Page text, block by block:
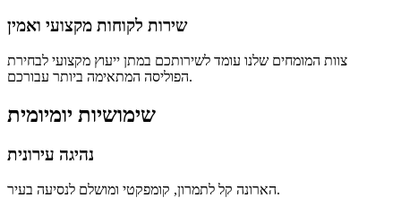
שירות לקוחות מקצועי ואמין
צוות המומחים שלנו עומד לשירותכם במתן ייעוץ מקצועי לבחירת
הפוליסה המתאימה ביותר עבורכם.
שימושיות יומיומית
נהיגה עירונית
הארונה קל לתמרון, קומפקטי ומושלם לנסיעה בעיר.